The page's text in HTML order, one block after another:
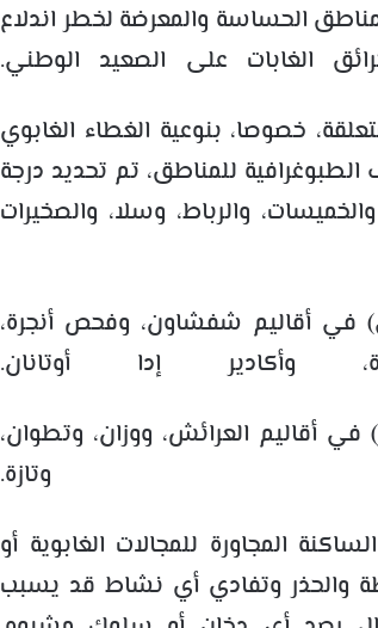
الحساسة والمعرضة لخطر اندلاع
الغابات على الصعيد الوطني.
خصوصا، بنوعية الغطاء الغابوي
الطبوغرافية للمناطق، تم تحديد درجة
والرباط، وسلا، والصخيرات
في أقاليم شفشاون، وفحص أنجرة،
وأكادير إدا أوتانان.
أقاليم العرائش، ووزان، وتطوان،
وتازة.
المجاورة للمجالات الغابوية أو
والحذر وتفادي أي نشاط قد يسبب